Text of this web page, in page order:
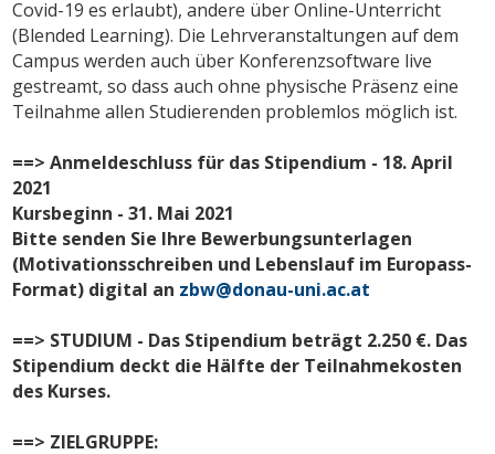
Covid-19 es erlaubt), andere über Online-Unterricht
(Blended Learning). Die Lehrveranstaltungen auf dem
Campus werden auch über Konferenzsoftware live
gestreamt, so dass auch ohne physische Präsenz eine
Teilnahme allen Studierenden problemlos möglich ist.
==> Anmeldeschluss für das Stipendium - 18. April
2021
Kursbeginn - 31. Mai 2021
Bitte senden Sie Ihre Bewerbungsunterlagen
(Motivationsschreiben und Lebenslauf im Europass-
Format) digital an zbw@donau-uni.ac.at
==> STUDIUM - Das Stipendium beträgt 2.250 €. Das
Stipendium deckt die Hälfte der Teilnahmekosten
des Kurses.
==> ZIELGRUPPE: